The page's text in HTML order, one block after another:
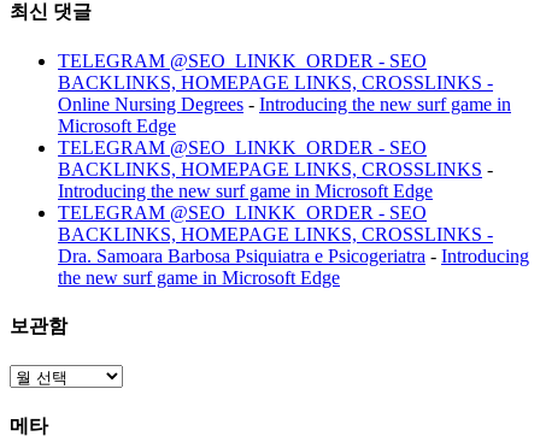
최신 댓글
TELEGRAM @SEO_LINKK_ORDER - SEO
BACKLINKS, HOMEPAGE LINKS, CROSSLINKS -
Online Nursing Degrees - Introducing the new surf game in
Microsoft Edge
TELEGRAM @SEO_LINKK_ORDER - SEO
BACKLINKS, HOMEPAGE LINKS, CROSSLINKS -
Introducing the new surf game in Microsoft Edge
TELEGRAM @SEO_LINKK_ORDER - SEO
BACKLINKS, HOMEPAGE LINKS, CROSSLINKS -
Dra. Samoara Barbosa Psiquiatra e Psicogeriatra - Introducing
the new surf game in Microsoft Edge
보관함
보
함
메타